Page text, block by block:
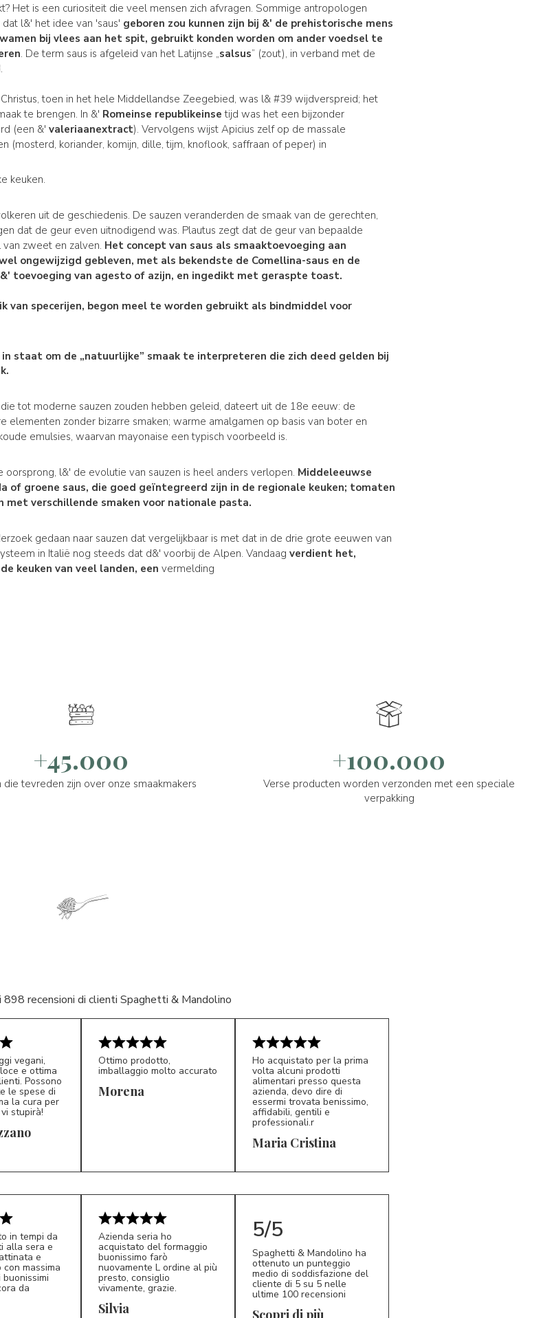
Het is een curiositeit die veel mensen zich afvragen. Sommige antropologen
l&' het idee van 'saus' geboren zou kunnen zijn bij &' de prehistorische mens
bij vlees aan het spit, gebruikt konden worden om ander voedsel te
. De term saus is afgeleid van het Latijnse „salsus” (zout), in verband met de
toen in het hele Middellandse Zeegebied, was l& #39 wijdverspreid; het
te brengen. In &' Romeinse republikeinse tijd was het een bijzonder
(een &'valeriaanextract). Vervolgens wijst Apicius zelf op de massale
(mosterd, koriander, komijn, dille, tijm, knoflook, saffraan of peper) in
keuken.
uit de geschiedenis. De sauzen veranderden de smaak van de gerechten,
dat de geur even uitnodigend was. Plautus zegt dat de geur van bepaalde
zweet en zalven. Het concept van saus als smaaktoevoeging aan
ongewijzigd gebleven, met als bekendste de Comellina-saus en de
toevoeging van agesto of azijn, en ingedikt met geraspte toast.
van specerijen, begon meel te worden gebruikt als bindmiddel voor
staat om de „natuurlijke” smaak te interpreteren die zich deed gelden bij
tot moderne sauzen zouden hebben geleid, dateert uit de 18e eeuw: de
elementen zonder bizarre smaken; warme amalgamen op basis van boter en
emulsies, waarvan mayonaise een typisch voorbeeld is.
oorsprong, l&' de evolutie van sauzen is heel anders verlopen. Middeleeuwse
of groene saus, die goed geïntegreerd zijn in de regionale keuken; tomaten
met verschillende smaken voor nationale pasta.
gedaan naar sauzen dat vergelijkbaar is met dat in de drie grote eeuwen van
in Italië nog steeds dat d&' voorbij de Alpen. Vandaagverdient het,
keuken van veel landen, een vermelding
+45.000
die tevreden zijn over onze smaakmakers
+100.000
Verse producten worden verzonden met een speciale
verpakking
898 recensioni di clienti Spaghetti & Mandolino
5/5
vegani,
e ottima
Possono
le spese di
la cura per
stupirà!
Ottimo prodotto,
imballaggio molto accurato
Morena
MC 5/5
Ho acquistato per la prima
volta alcuni prodotti
alimentari presso questa
azienda, devo dire di
essermi trovata benissimo,
affidabili, gentili e
professionali.r
Maria Cristina
in tempi da
alla sera e
e
massima
da
Azienda seria ho
acquistato del formaggio
buonissimo farò
nuovamente L ordine al più
presto, consiglio
vivamente, grazie.
Silvia
5/5
Spaghetti & Mandolino ha
ottenuto un punteggio
medio di soddisfazione del
cliente di 5 su 5 nelle
ultime 100 recensioni
Scopri di più